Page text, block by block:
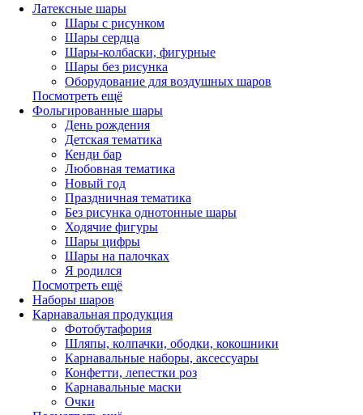
Латексные шары
Шары с рисунком
Шары сердца
Шары-колбаски, фигурные
Шары без рисунка
Оборудование для воздушных шаров
Посмотреть ещё
Фольгированные шары
День рождения
Детская тематика
Кенди бар
Любовная тематика
Новый год
Праздничная тематика
Без рисунка однотонные шары
Ходячие фигуры
Шары цифры
Шары на палочках
Я родился
Посмотреть ещё
Наборы шаров
Карнавальная продукция
Фотобутафория
Шляпы, колпачки, ободки, кокошники
Карнавальные наборы, аксессуары
Конфетти, лепестки роз
Карнавальные маски
Очки